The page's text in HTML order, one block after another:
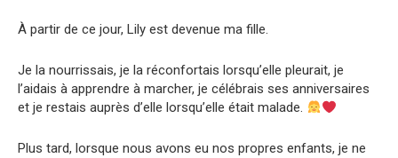
À partir de ce jour, Lily est devenue ma fille.
Je la nourrissais, je la réconfortais lorsqu’elle pleurait, je
l’aidais à apprendre à marcher, je célébrais ses anniversaires
et je restais auprès d’elle lorsqu’elle était malade.
Plus tard, lorsque nous avons eu nos propres enfants, je ne